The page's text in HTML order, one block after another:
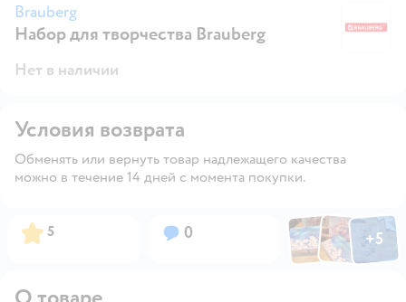
Brauberg
Набор для творчества Brauberg
Нет в наличии
Условия возврата
Обменять или вернуть товар надлежащего качества
можно в течение 14 дней с момента покупки.
Рейтинг:
5 Вопросов:
0 ФотоФотоФото
+5
Открыть